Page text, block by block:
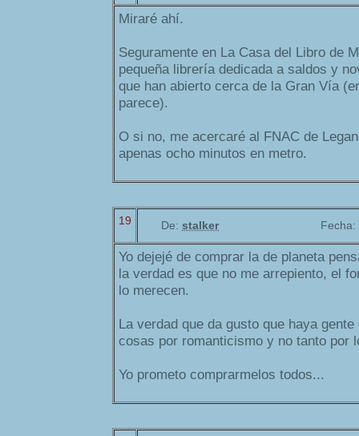
Miraré ahí.
Seguramente en La Casa del Libro de
pequeña librería dedicada a saldos y
que han abierto cerca de la Gran Vía
parece).
O si no, me acercaré al FNAC de
apenas ocho minutos en metro.
19 De: stalker Fecha:
Yo dejejé de comprar la de planeta
la verdad es que no me arrepiento, el
lo merecen.
La verdad que da gusto que haya
cosas por romanticismo y no tanto por
Yo prometo comprarmelos todos...